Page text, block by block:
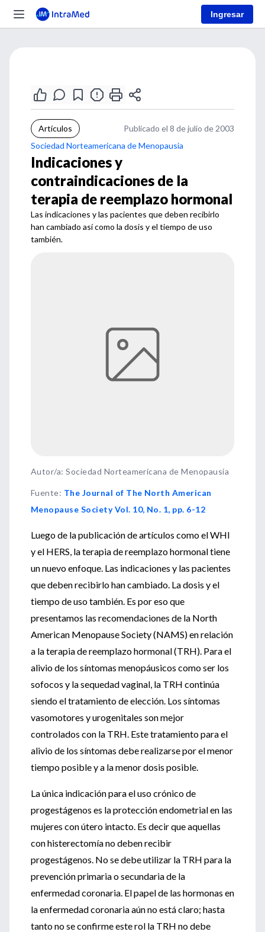
Ingresar
Artículos
Publicado el 8 de julio de 2003
Sociedad Norteamericana de Menopausia
Indicaciones y
contraindicaciones de la
terapia de reemplazo hormonal
Las indicaciones y las pacientes que deben recibirlo
han cambiado así como la dosis y el tiempo de uso
también.
Autor/a: Sociedad Norteamericana de Menopausia
Fuente: The Journal of The North American
Menopause Society Vol. 10, No. 1, pp. 6-12
Luego de la publicación de artículos como el WHI
y el HERS, la terapia de reemplazo hormonal tiene
un nuevo enfoque. Las indicaciones y las pacientes
que deben recibirlo han cambiado. La dosis y el
tiempo de uso también. Es por eso que
presentamos las recomendaciones de la North
American Menopause Society (NAMS) en relación
a la terapia de reemplazo hormonal (TRH). Para el
alivio de los síntomas menopáusicos como ser los
sofocos y la sequedad vaginal, la TRH continúa
siendo el tratamiento de elección. Los síntomas
vasomotores y urogenitales son mejor
controlados con la TRH. Este tratamiento para el
alivio de los síntomas debe realizarse por el menor
tiempo posible y a la menor dosis posible.
La única indicación para el uso crónico de
progestágenos es la protección endometrial en las
mujeres con útero intacto. Es decir que aquellas
con histerectomía no deben recibir
progestágenos. No se debe utilizar la TRH para la
prevención primaria o secundaria de la
enfermedad coronaria. El papel de las hormonas en
la enfermedad coronaria aún no está claro; hasta
tanto no se confirme este rol la TRH no debe